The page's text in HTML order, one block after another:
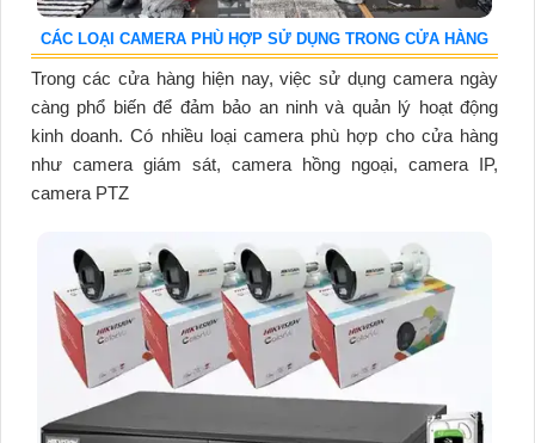
CÁC LOẠI CAMERA PHÙ HỢP SỬ DỤNG TRONG CỬA HÀNG
Trong các cửa hàng hiện nay, việc sử dụng camera ngày
càng phổ biến để đảm bảo an ninh và quản lý hoạt động
kinh doanh. Có nhiều loại camera phù hợp cho cửa hàng
như camera giám sát, camera hồng ngoại, camera IP,
camera PTZ